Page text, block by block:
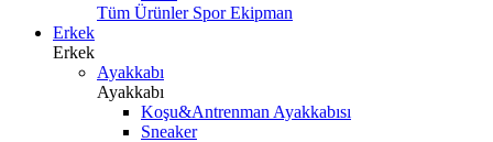
Tüm Ürünler Spor Ekipman
Erkek
Erkek
Ayakkabı
Ayakkabı
Koşu&Antrenman Ayakkabısı
Sneaker